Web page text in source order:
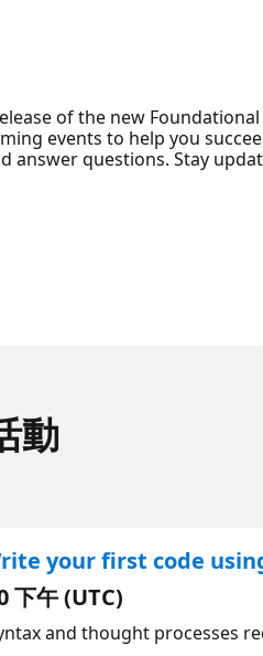
of the new
events to help you
questions. Stay
動
your first code
下午 (UTC)
and thought processes